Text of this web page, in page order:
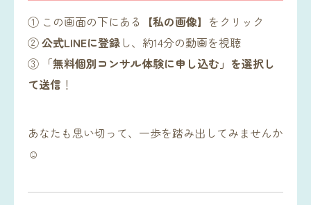
① この画面の下にある【私の画像】をクリック
②公式LINEに登録 し、約14分の動画を視聴
③ 「無料個別コンサル体験に申し込む」を選択し
て送信 ！
あなたも思い切って、一歩を踏み出してみませんか
☺